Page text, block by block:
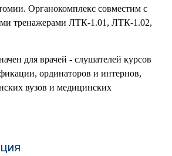
Органокомплекс совместим с
тренажерами ЛТК-1.01, ЛТК-1.02,
для врачей - слушателей курсов
ординаторов и интернов,
вузов и медицинских